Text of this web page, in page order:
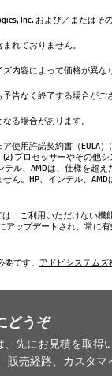
Inc. および／またはそ
れておりません。
内容によって価格が異な
告なく終了する場合がご
る場合があります。
使用許諾契約書（EULA
プロセッサーやその他
ル、AMDは、仕様を超
ん。HP、インテル、
、ご利用いただけない
ップデートされ、常に
です。 アドビシステムズ
どうぞ
先にお見積を取得
販売経路、カスタ